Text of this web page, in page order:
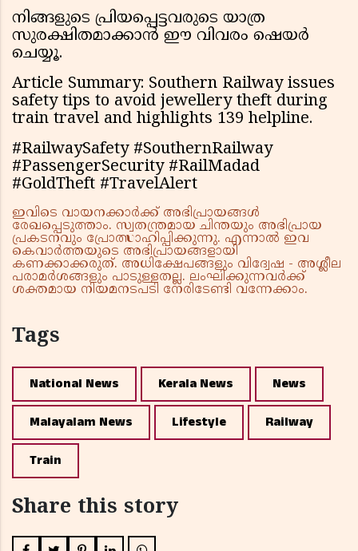
നിങ്ങളുടെ പ്രിയപ്പെട്ടവരുടെ യാത്ര
സുരക്ഷിതമാക്കാൻ ഈ വിവരം ഷെയർ
ചെയ്യൂ.
Article Summary: Southern Railway issues
safety tips to avoid jewellery theft during
train travel and highlights 139 helpline.
#RailwaySafety #SouthernRailway
#PassengerSecurity #RailMadad
#GoldTheft #TravelAlert
ഇവിടെ വായനക്കാർക്ക് അഭിപ്രായങ്ങൾ
രേഖപ്പെടുത്താം. സ്വതന്ത്രമായ ചിന്തയും അഭിപ്രായ
പ്രകടനവും പ്രോത്സാഹിപ്പിക്കുന്നു. എന്നാൽ ഇവ
കെവാർത്തയുടെ അഭിപ്രായങ്ങളായി
കണക്കാക്കരുത്. അധിക്ഷേപങ്ങളും വിദ്വേഷ - അശ്ലീല
പരാമർശങ്ങളും പാടുള്ളതല്ല. ലംഘിക്കുന്നവർക്ക്
ശക്തമായ നിയമനടപടി നേരിടേണ്ടി വന്നേക്കാം.
Tags
National News Kerala News News
Malayalam News Lifestyle Railway
Train
Share this story